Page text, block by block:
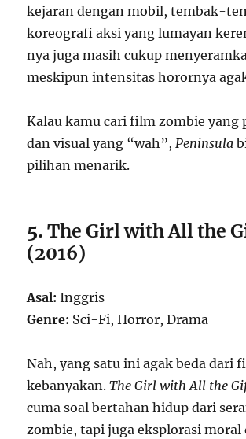
kejaran dengan mobil, tembak-
koreografi aksi yang lumayan
nya juga masih cukup
meskipun intensitas horornya
Kalau kamu cari film zombie yang
dan visual yang “wah”,Peninsula
pilihan menarik.
5.The Girl with All the
(2016)
Asal: Inggris
Genre: Sci-Fi, Horror, Drama
Nah, yang satu ini agak beda dari
kebanyakan.The Girl with All the
cuma soal bertahan hidup dari
zombie, tapi juga eksplorasi moral